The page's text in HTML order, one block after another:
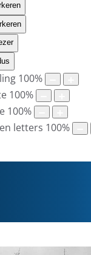
100%
100%
100%
letters 100%